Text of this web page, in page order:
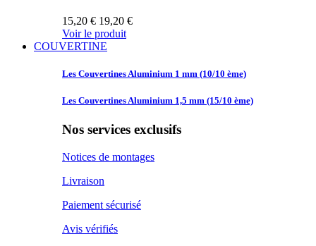
15,20 € 19,20 €
Voir le produit
COUVERTINE
Les CouvertinesAluminium 1 mm (10/10 ème)
Les CouvertinesAluminium 1,5 mm (15/10 ème)
Nos services exclusifs
Notices de montages
Livraison
Paiement sécurisé
Avis vérifiés